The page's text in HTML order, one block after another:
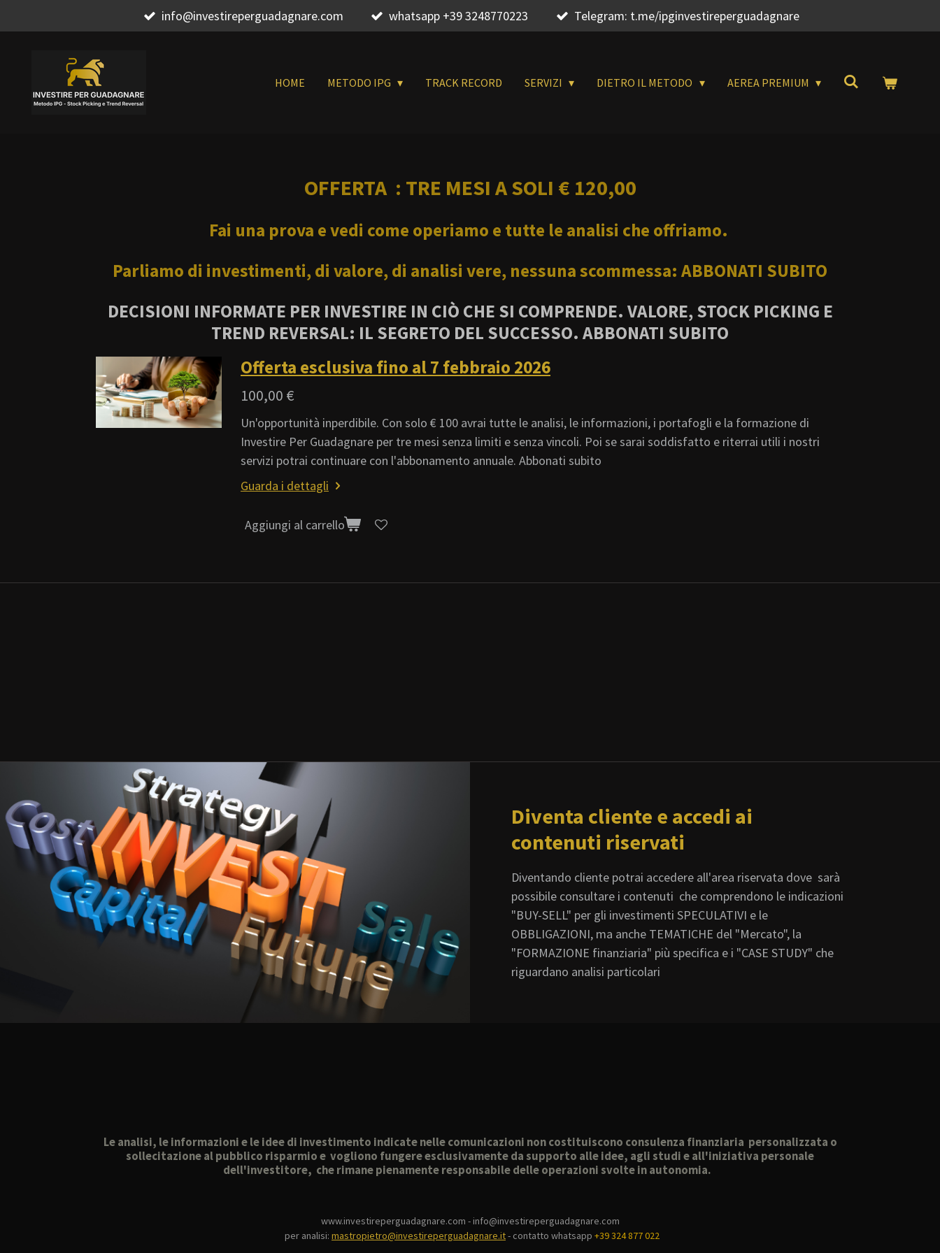
al
info@investireperguadagnare.com whatsapp +39 3248770223 Telegram: t.me/ipginvestireperguadagnare
HOME METODO IPG TRACK RECORD SERVIZI DIETRO IL METODO AEREA PREMIUM
OFFERTA : TRE MESI A SOLI € 120,00
Fai una prova e vedi come operiamo e tutte le analisi che offriamo.
Parliamo di investimenti, di valore, di analisi vere, nessuna scommessa: ABBONATI SUBITO
DECISIONI INFORMATE PER INVESTIRE IN CIÒ CHE SI COMPRENDE. VALORE, STOCK PICKING E
TREND REVERSAL: IL SEGRETO DEL SUCCESSO. ABBONATI SUBITO
Offerta esclusiva fino al 7 febbraio 2026
100,00 €
Un'opportunità inperdibile. Con solo € 100 avrai tutte le analisi, le informazioni, i portafogli e la formazione di
Investire Per Guadagnare per tre mesi senza limiti e senza vincoli. Poi se sarai soddisfatto e riterrai utili i nostri
servizi potrai continuare con l'abbonamento annuale. Abbonati subito
Guarda i dettagli
Aggiungi al carrello
Diventa cliente e accedi ai
contenuti riservati
Diventando cliente potrai accedere all'area riservata dove sarà
possibile consultare i contenuti che comprendono le indicazioni
"BUY-SELL" per gli investimenti SPECULATIVI e le
OBBLIGAZIONI, ma anche TEMATICHE del "Mercato", la
"FORMAZIONE finanziaria" più specifica e i "CASE STUDY" che
riguardano analisi particolari
Le analisi, le informazioni e le idee di investimento indicate nelle comunicazioni non costituiscono consulenza finanziaria personalizzata o
sollecitazione al pubblico risparmio e vogliono fungere esclusivamente da supporto alle idee, agli studi e all'iniziativa personale
dell'investitore, che rimane pienamente responsabile delle operazioni svolte in autonomia.
www.investireperguadagnare.com - info@investireperguadagnare.com
per analisi: mastropietro@investireperguadagnare.it- contatto whatsapp +39 324 877 022